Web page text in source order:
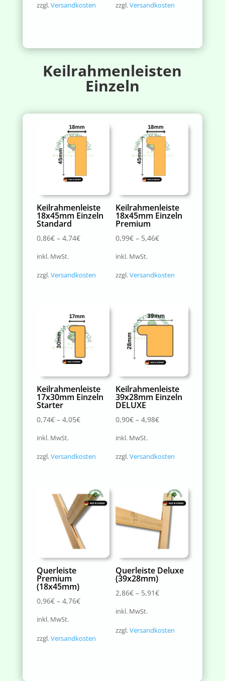
zzgl.Versandkosten zzgl.Versandkosten
Keilrahmenleisten
Einzeln
Keilrahmenleiste
18x45mm Einzeln
Standard
0,86€– 4,74€
inkl. MwSt.
zzgl.Versandkosten
Keilrahmenleiste
18x45mm Einzeln
Premium
0,99€ – 5,46€
inkl. MwSt.
zzgl.Versandkosten
Keilrahmenleiste
17x30mm Einzeln
Starter
0,74€– 4,05€
inkl. MwSt.
zzgl.Versandkosten
Keilrahmenleiste
39x28mm Einzeln
DELUXE
0,90€ –4,98€
inkl. MwSt.
zzgl.Versandkosten
Querleiste
Premium
(18x45mm)
0,96€– 4,76€
inkl. MwSt.
zzgl.Versandkosten
Querleiste Deluxe
(39x28mm)
2,86€ – 5,91€
inkl. MwSt.
zzgl.Versandkosten